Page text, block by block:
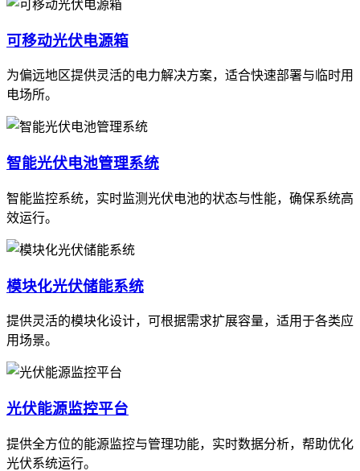
可移动光伏电源箱
为偏远地区提供灵活的电力解决方案，适合快速部署与临时用
电场所。
智能光伏电池管理系统
智能监控系统，实时监测光伏电池的状态与性能，确保系统高
效运行。
模块化光伏储能系统
提供灵活的模块化设计，可根据需求扩展容量，适用于各类应
用场景。
光伏能源监控平台
提供全方位的能源监控与管理功能，实时数据分析，帮助优化
光伏系统运行。